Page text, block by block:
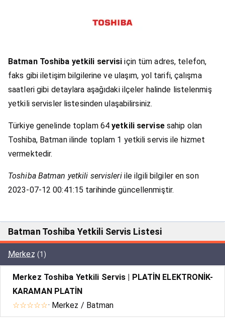
Batman Toshiba yetkili servisi için tüm adres, telefon,
faks gibi iletişim bilgilerine ve ulaşım, yol tarifi, çalışma
saatleri gibi detaylara aşağıdaki ilçeler halinde listelenmiş
yetkili servisler listesinden ulaşabilirsiniz.
Türkiye genelinde toplam 64yetkili servisesahip olan
Toshiba, Batman ilinde toplam 1 yetkili servis ile hizmet
vermektedir.
Toshiba Batman yetkili servisleriile ilgili bilgiler en son
2023-07-12 00:41:15 tarihinde güncellenmiştir.
Batman Toshiba Yetkili Servis Listesi
Merkez (1)
Merkez Toshiba Yetkili Servis | PLATİN ELEKTRONİK-
KARAMAN PLATİN
☆☆☆☆☆· Merkez / Batman